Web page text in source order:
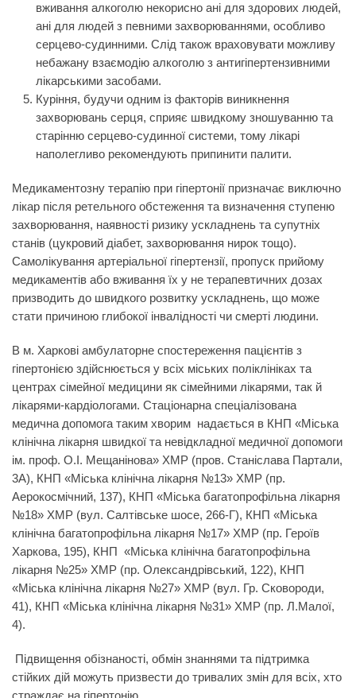
вживання алкоголю некорисно ані для здорових людей,
ані для людей з певними захворюваннями, особливо
серцево-судинними. Слід також враховувати можливу
небажану взаємодію алкоголю з антигіпертензивними
лікарськими засобами.
Куріння, будучи одним із факторів виникнення
захворювань серця, сприяє швидкому зношуванню та
старінню серцево-судинної системи, тому лікарі
наполегливо рекомендують припинити палити.
Медикаментозну терапію при гіпертонії призначає виключно
лікар після ретельного обстеження та визначення ступеню
захворювання, наявності ризику ускладнень та супутніх
станів (цукровий діабет, захворювання нирок тощо).
Самолікування артеріальної гіпертензії, пропуск прийому
медикаментів або вживання їх у не терапевтичних дозах
призводить до швидкого розвитку ускладнень, що може
стати причиною глибокої інвалідності чи смерті людини.
В м. Харкові амбулаторне спостереження пацієнтів з
гіпертонією здійснюється у всіх міських поліклініках та
центрах сімейної медицини як сімейними лікарями, так й
лікарями-кардіологами. Стаціонарна спеціалізована
медична допомога таким хворим надається в КНП «Міська
клінічна лікарня швидкої та невідкладної медичної допомоги
ім. проф. О.І. Мещанінова» ХМР (пров. Станіслава Партали,
3А), КНП «Міська клінічна лікарня №13» ХМР (пр.
Аерокосмічний, 137), КНП «Міська багатопрофільна лікарня
№18» ХМР (вул. Салтівське шосе, 266-Г), КНП «Міська
клінічна багатопрофільна лікарня №17» ХМР (пр. Героїв
Харкова, 195), КНП «Міська клінічна багатопрофільна
лікарня №25» ХМР (пр. Олександрівський, 122), КНП
«Міська клінічна лікарня №27» ХМР (вул. Гр. Сковороди,
41), КНП «Міська клінічна лікарня №31» ХМР (пр. Л.Малої,
4).
Підвищення обізнаності, обмін знаннями та підтримка
стійких дій можуть призвести до тривалих змін для всіх, хто